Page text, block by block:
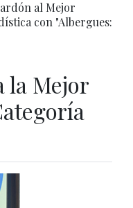
al Mejor
con "Albergues:
la Mejor